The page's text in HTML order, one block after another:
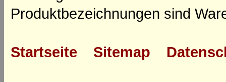
Produktbezeichnungen sind
Startseite Sitemap